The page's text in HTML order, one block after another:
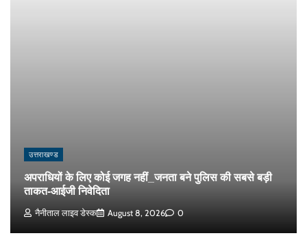
उत्तराखण्ड
अपराधियों के लिए कोई जगह नहीं_जनता बने पुलिस की सबसे बड़ी
ताकत-आईजी निवेदिता
नैनीताल लाइव डेस्क August 8, 2026 0